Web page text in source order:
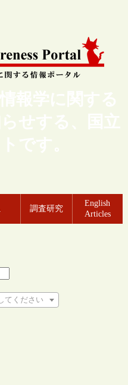
報学に関する
せする、国立
です。
調査研究
English
Articles
てください